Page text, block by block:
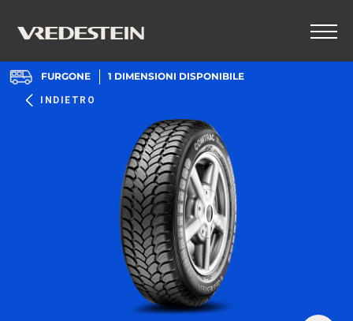
INDIETRO
FURGONE 1 DIMENSIONI DISPONIBILE